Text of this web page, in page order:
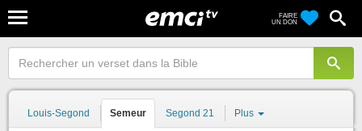
FAIRE
UN DON
Louis-Segond Semeur Segond 21 Plus